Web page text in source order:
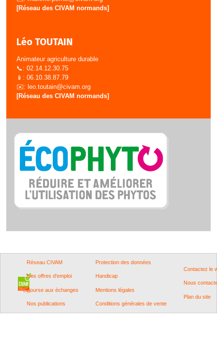
[Réseau des CIVAM normands]
Léo TOUTAIN
Animateur agriculture durable
📞: 02.14.12.30.75
📱: 06.10.38.87.79
✉️: leo.toutain@civam.org
[Réseau des CIVAM normands]
Réseau CIVAM
Nos offres d'emploi
Bourse aux échanges
Nos publications
Protection des données
Handicap
Mentions légales
Conditions générales de vente
Contactez le
Nous
Plan du site